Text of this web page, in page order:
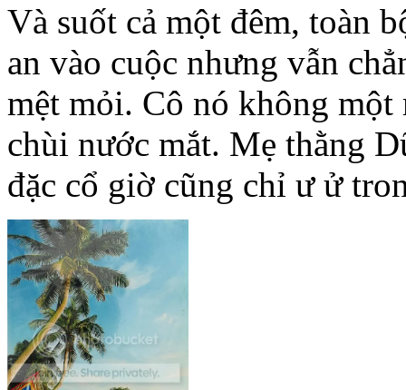
Và suốt cả một đêm, toàn
an vào cuộc nhưng vẫn
mệt mỏi. Cô nó không
chùi nước mắt. Mẹ thằng
đặc cổ giờ cũng chỉ ư ử